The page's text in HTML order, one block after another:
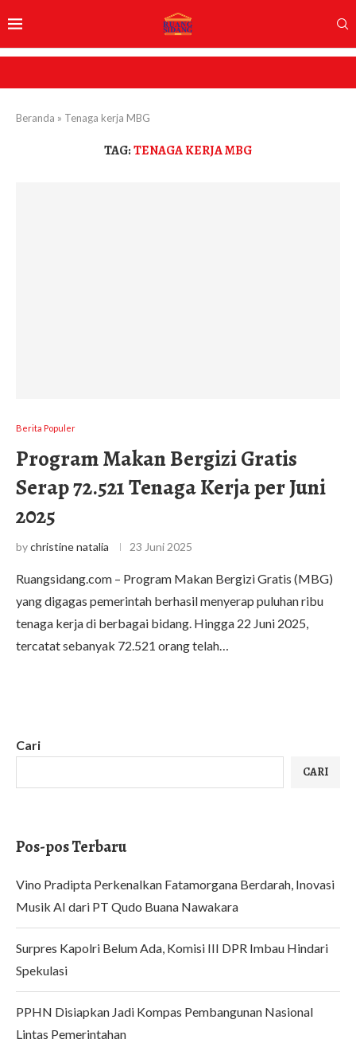
Beranda » Tenaga kerja MBG
TAG:TENAGA KERJA MBG
Berita Populer
Program Makan Bergizi Gratis
Serap 72.521 Tenaga Kerja per Juni
2025
bychristine natalia 23 Juni 2025
Ruangsidang.com – Program Makan Bergizi Gratis (MBG)
yang digagas pemerintah berhasil menyerap puluhan ribu
tenaga kerja di berbagai bidang. Hingga 22 Juni 2025,
tercatat sebanyak 72.521 orang telah…
Cari
CARI
Pos-pos Terbaru
Vino Pradipta Perkenalkan Fatamorgana Berdarah, Inovasi
Musik AI dari PT Qudo Buana Nawakara
Surpres Kapolri Belum Ada, Komisi III DPR Imbau Hindari
Spekulasi
PPHN Disiapkan Jadi Kompas Pembangunan Nasional
Lintas Pemerintahan